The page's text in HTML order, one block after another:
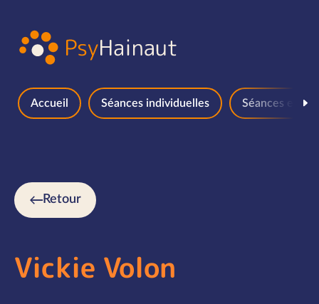
Accueil Séances individuelles Séances en
Retour
Vickie Volon